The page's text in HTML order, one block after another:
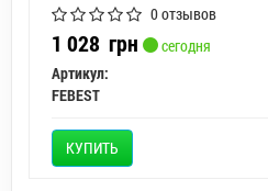
0 отзывов
1 028 грн
сегодня
Артикул:
FEBEST
КУПИТЬ